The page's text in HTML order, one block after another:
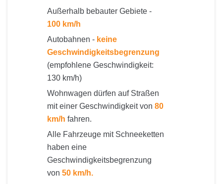
Außerhalb bebauter Gebiete -
100 km/h
Autobahnen - keine
Geschwindigkeitsbegrenzung
(empfohlene Geschwindigkeit:
130 km/h)
Wohnwagen dürfen auf Straßen
mit einer Geschwindigkeit von 80
km/h fahren.
Alle Fahrzeuge mit Schneeketten
haben eine
Geschwindigkeitsbegrenzung
von 50 km/h.